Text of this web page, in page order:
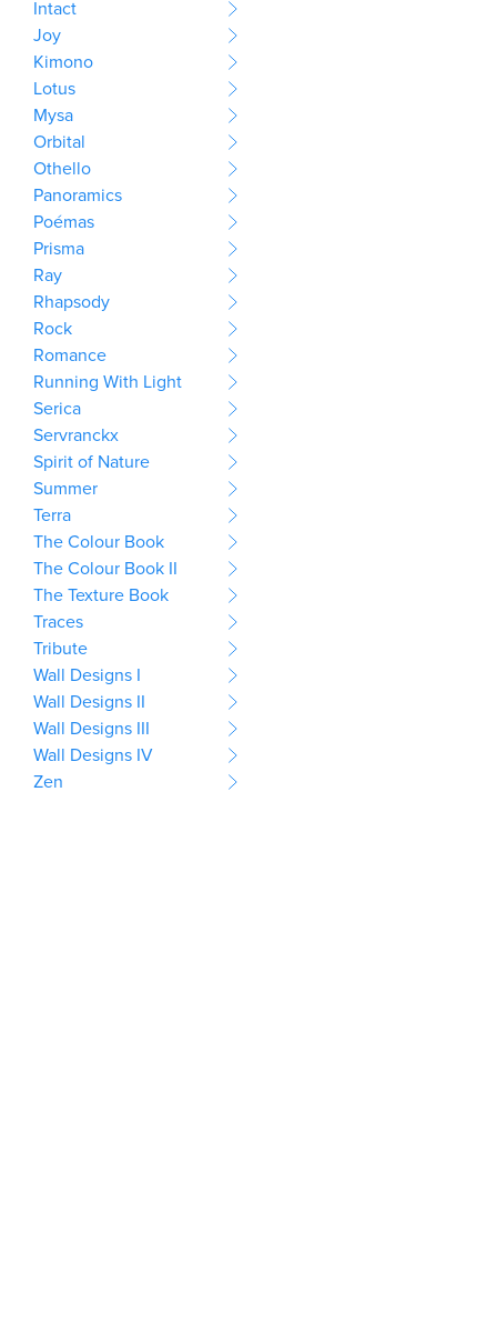
Intact
Joy
Kimono
Lotus
Mysa
Orbital
Othello
Panoramics
Poémas
Prisma
Ray
Rhapsody
Rock
Romance
Running With Light
Serica
Servranckx
Spirit of Nature
Summer
Terra
The Colour Book
The Colour Book II
The Texture Book
Traces
Tribute
Wall Designs I
Wall Designs II
Wall Designs III
Wall Designs IV
Zen